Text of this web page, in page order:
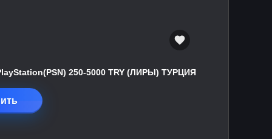
250-5000 TRY (ЛИРЫ) ТУРЦИЯ